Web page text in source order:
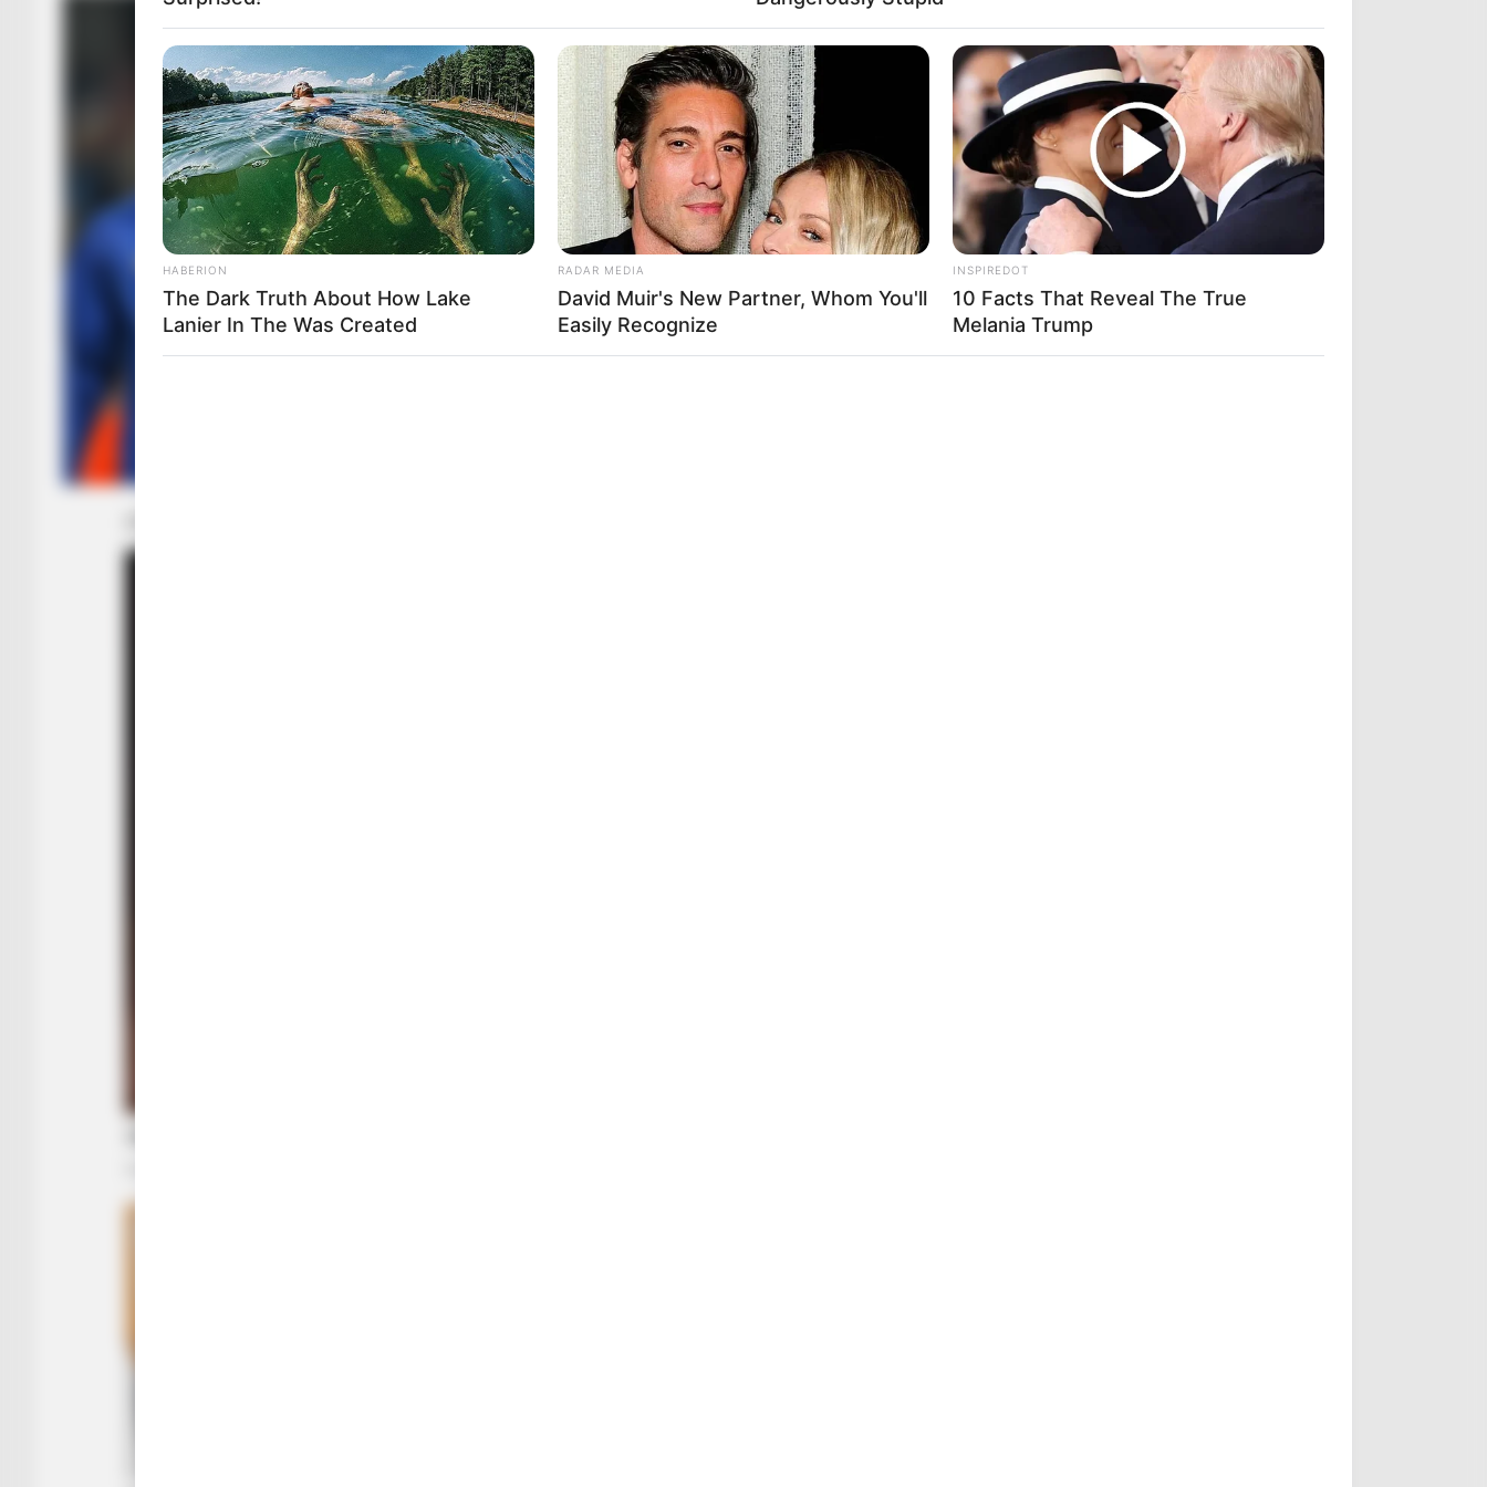
HABERION
The Dark Truth About How Lake
Lanier In The Was Created
RADAR MEDIA
David Muir's New Partner, Whom You'll
Easily Recognize
INSPIREDOT
10 Facts That Reveal The True
Melania Trump